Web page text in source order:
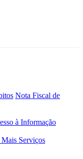
Nota Fiscal de
à Informação
Serviços